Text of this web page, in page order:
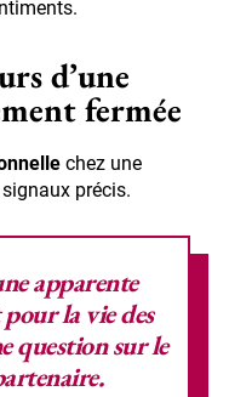
d’une
fermée
chez une
précis.
apparente
la vie des
question sur le